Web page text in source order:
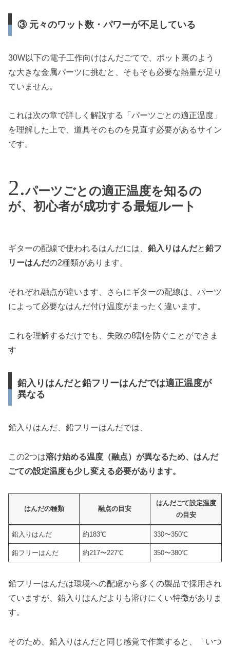
③ 元々のワット数・パワーが不足している
30W以下の電子工作向けはんだごてで、ポット裏のよう
な大きな金属パーツに挑むと、そもそも必要な熱量が足り
ていません。
これは次の章で詳しく解説する「パーツごとの適正温度」
を理解した上で、道具そのものを見直す必要があるサイン
です。
パーツごとの適正温度を知るの
が、初心者が成功する最短ルート
ギターの配線で使われるはんだには、 鉛入りはんだと鉛フ
リーはんだの2種類があります。
それぞれ融点が違います、さらにギターの配線は、パーツ
によって必要なはんだ付け温度がまったく違います。
これを理解するだけでも、失敗の8割を防ぐことができま
す
鉛入りはんだと鉛フリーはんだでは適正温度が
異なる
鉛入りはんだ、鉛フリーはんだでは、
この2つは溶け始める温度（融点）が異なるため、はんだ
ごての設定温度も少し変える必要があります。
はんだの種類 融点の目安
はんだごて設定温度
の目安
鉛入りはんだ 約183℃ 330〜350℃
鉛フリーはんだ 約217〜227℃ 350〜380℃
鉛フリーはんだは環境への配慮から多くの製品で採用され
ていますが、鉛入りはんだよりも溶けにくい特徴がありま
す。
そのため、鉛入りはんだと同じ感覚で作業すると、「いつ